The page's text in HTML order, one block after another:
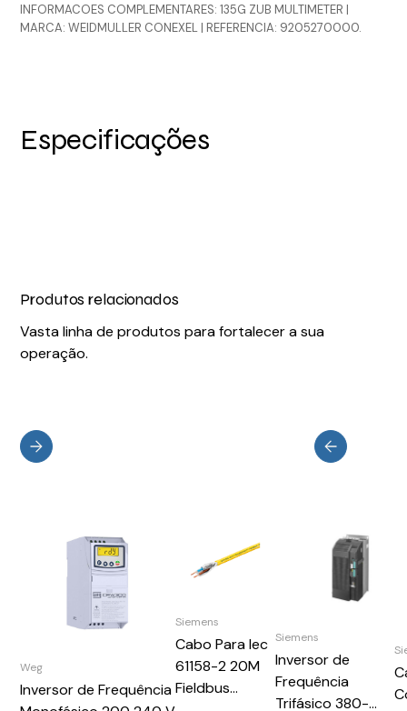
INFORMACOES COMPLEMENTARES: 135G ZUB MULTIMETER |
MARCA: WEIDMULLER CONEXEL | REFERENCIA: 9205270000.
Especificações
Produtos relacionados
Vasta linha de produtos para fortalecer a sua
operação.
Weg
Inversor de Frequência
Siemens
Cabo Para Iec
61158-2 20M
Fieldbus
Siemens
Inversor de
Frequência
Trifásico 380-